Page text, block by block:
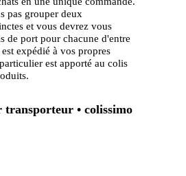
pas grouper deux
et vous devrez vous
de port pour chacune d'entre
expédié à vos propres
est apporté au colis
• colissimo